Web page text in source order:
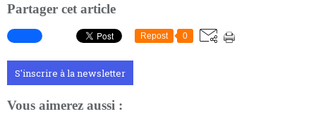
Partager cet article
Repost 0
S'inscrire à la newsletter
Vous aimerez aussi :